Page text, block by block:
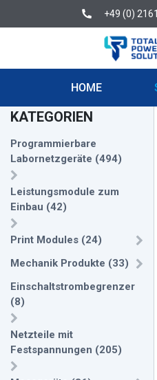
+49 (0)
HOME
KATEGORIEN
Programmierbare
Labornetzgeräte (494)
Leistungsmodule zum
Einbau (42)
Print Modules (24)
Mechanik Produkte (33)
Einschaltstrombegrenzer
(8)
Netzteile mit
Festspannungen (205)